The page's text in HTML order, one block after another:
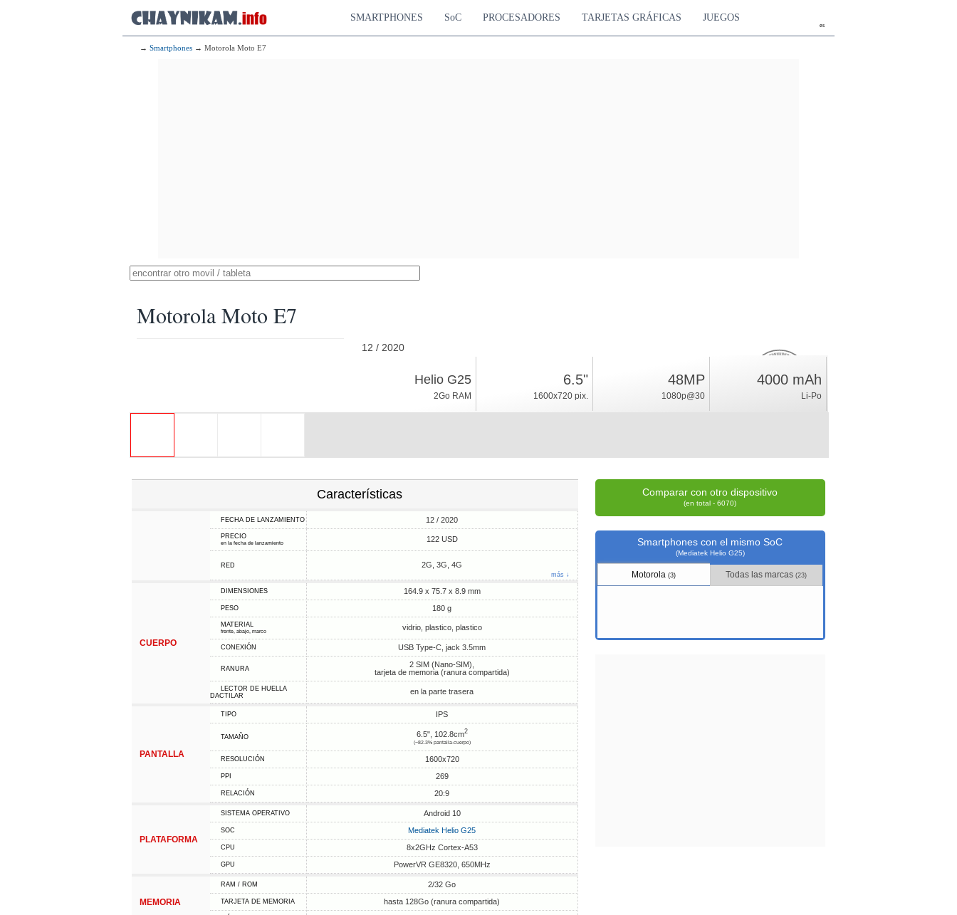
es
SMARTPHONES SoC PROCESADORES TARJETAS GRÁFICAS JUEGOS
→ Smartphones → Motorola Moto E7
Motorola Moto E7
12 / 2020
3%
Helio G25
2Go RAM
6.5"
1600x720 pix.
48MP
1080p@30
4000 mAh
Li-Po
Características
FECHA DE LANZAMIENTO 12 / 2020
PRECIO
en la fecha de lanzamiento 122 USD
RED 2G, 3G, 4G
más ↓
CUERPO
DIMENSIONES 164.9 x 75.7 x 8.9 mm
PESO 180 g
MATERIAL
frente, abajo, marco vidrio, plastico, plastico
CONEXIÓN USB Type-C, jack 3.5mm
RANURA
2 SIM (Nano-SIM),
tarjeta de memoria (ranura compartida)
LECTOR DE HUELLA
DACTILAR
en la parte trasera
PANTALLA
TIPO IPS
TAMAÑO 6.5", 102.8cm2
(~82.3% pantalla-cuerpo)
RESOLUCIÓN 1600x720
PPI 269
RELACIÓN 20:9
PLATAFORMA
SISTEMA OPERATIVO Android 10
SOC Mediatek Helio G25
CPU 8x2GHz Cortex-A53
GPU PowerVR GE8320, 650MHz
MEMORIA
RAM / ROM 2/32 Go
TARJETA DE MEMORIA hasta 128Go (ranura compartida)
Comparar con otro dispositivo
(en total - 6070)
Smartphones con el mismo SoC
(Mediatek Helio G25)
Motorola(3) Todas las marcas(23)